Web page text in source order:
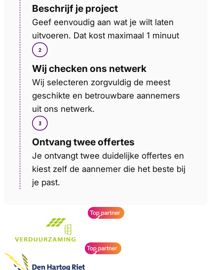
Beschrijf je project
Geef eenvoudig aan wat je wilt laten
uitvoeren. Dat kost maximaal 1 minuut
Wij checken ons netwerk
Wij selecteren zorgvuldig de meest
geschikte en betrouwbare aannemers
uit ons netwerk.
Ontvang twee offertes
Je ontvangt twee duidelijke offertes en
kiest zelf de aannemer die het beste bij
je past.